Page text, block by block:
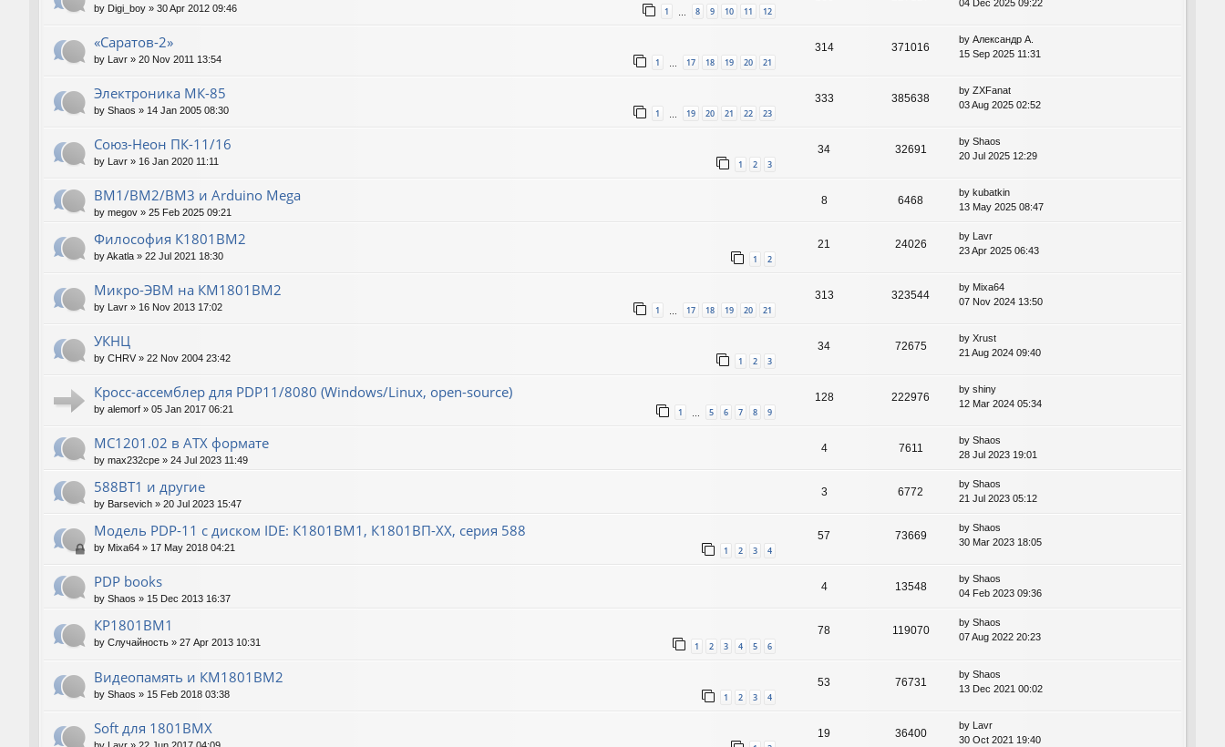
by Digi_boy » 30 Apr 2012 09:46 1 8 9 10 11 12
04 Dec 2025 09:22
«Саратов-2»
by Lavr » 20 Nov 2011 13:54 1 17 18 19 20 21
314 371016
by Александр А.
15 Sep 2025 11:31
Электроника МК-85
by Shaos » 14 Jan 2005 08:30 1 19 20 21 22 23
333 385638
by ZXFanat
03 Aug 2025 02:52
Союз-Неон ПК-11/16
by Lavr » 16 Jan 2020 11:11 1 2 3
34 32691
by Shaos
20 Jul 2025 12:29
ВМ1/ВМ2/ВМ3 и Arduino Mega
by megov » 25 Feb 2025 09:21
8 6468
by kubatkin
13 May 2025 08:47
Философия К1801ВМ2
byAkatla » 22 Jul 2021 18:30 1 2
21 24026
by Lavr
23 Apr 2025 06:43
Микро-ЭВМ на КМ1801ВМ2
by Lavr » 16 Nov 2013 17:02 1 … 17 18 19 20 21
313 323544
by Mixa64
07 Nov 2024 13:50
УКНЦ
by CHRV » 22 Nov 2004 23:42 1 2 3
34 72675
by Xrust
21 Aug 2024 09:40
Кросс-ассемблер для PDP11/8080 (Windows/Linux, open-source)
by alemorf » 05 Jan 2017 06:21 1 … 5 6 7 8 9
128 222976
by shiny
12 Mar 2024 05:34
МС1201.02 в ATX формате
by max232cpe » 24 Jul 2023 11:49
4 7611
by Shaos
28 Jul 2023 19:01
588ВТ1 и другие
by Barsevich » 20 Jul 2023 15:47
3 6772
by Shaos
21 Jul 2023 05:12
Модель PDP-11 с диском IDE: К1801ВМ1, К1801ВП-XX, серия 588
by Mixa64 » 17 May 2018 04:21 1 2 3 4
57 73669
by Shaos
30 Mar 2023 18:05
PDP books
by Shaos » 15 Dec 2013 16:37
4 13548
by Shaos
04 Feb 2023 09:36
КР1801ВМ1
by Случайность » 27 Apr 2013 10:31 1 2 3 4 5 6
78 119070
by Shaos
07 Aug 2022 20:23
Видеопамять и КМ1801ВМ2
by Shaos » 15 Feb 2018 03:38 1 2 3 4
53 76731
by Shaos
13 Dec 2021 00:02
Soft для 1801ВМХ 19 36400
by Lavr
30 Oct 2021 19:40